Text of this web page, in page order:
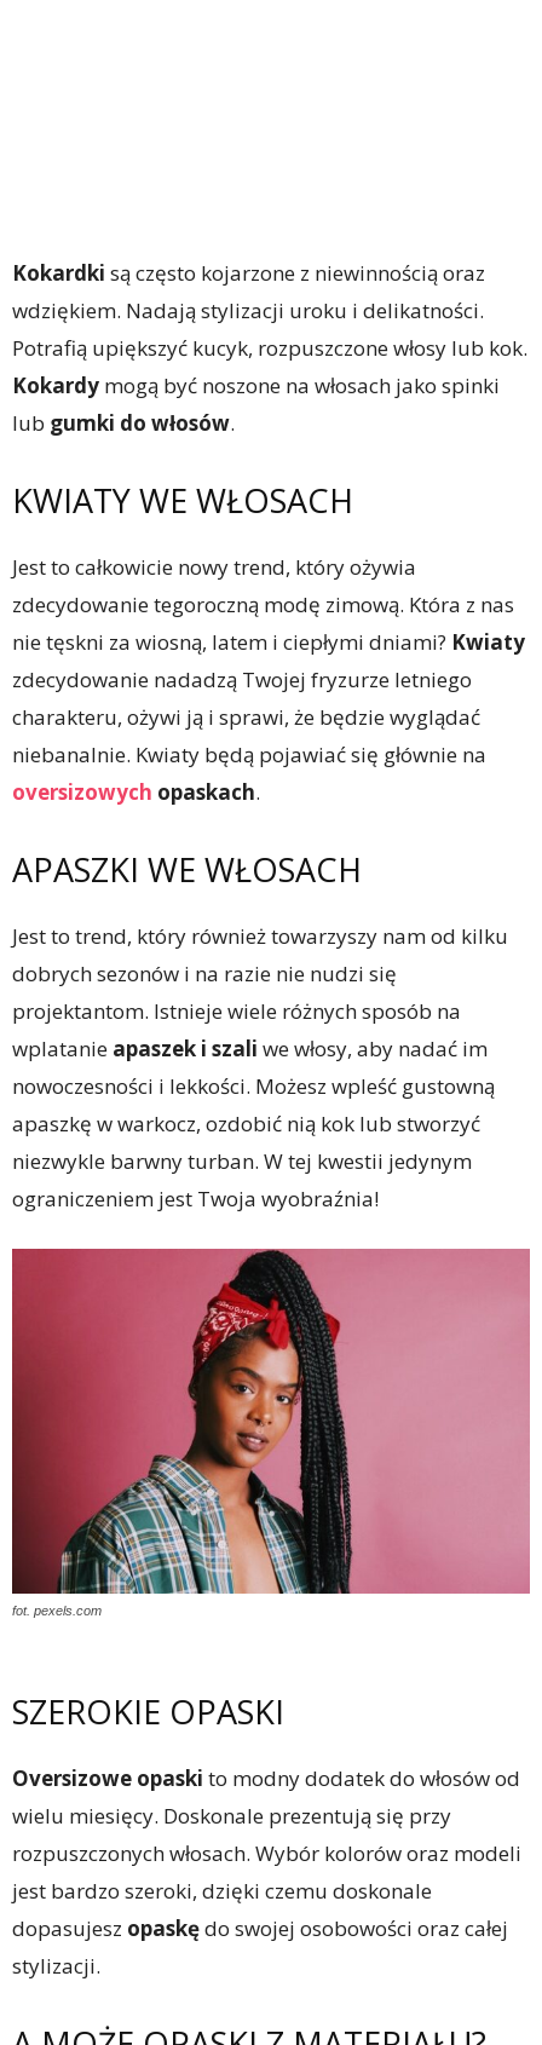
Kokardki są często kojarzone z niewinnością oraz
wdziękiem. Nadają stylizacji uroku i delikatności.
Potrafią upiększyć kucyk, rozpuszczone włosy lub kok.
Kokardy mogą być noszone na włosach jako spinki
lub gumki do włosów.
KWIATY WE WŁOSACH
Jest to całkowicie nowy trend, który ożywia
zdecydowanie tegoroczną modę zimową. Która z nas
nie tęskni za wiosną, latem i ciepłymi dniami? Kwiaty
zdecydowanie nadadzą Twojej fryzurze letniego
charakteru, ożywi ją i sprawi, że będzie wyglądać
niebanalnie. Kwiaty będą pojawiać się głównie na
oversizowych opaskach.
APASZKI WE WŁOSACH
Jest to trend, który również towarzyszy nam od kilku
dobrych sezonów i na razie nie nudzi się
projektantom. Istnieje wiele różnych sposób na
wplatanie apaszek i szali we włosy, aby nadać im
nowoczesności i lekkości. Możesz wpleść gustowną
apaszkę w warkocz, ozdobić nią kok lub stworzyć
niezwykle barwny turban. W tej kwestii jedynym
ograniczeniem jest Twoja wyobraźnia!
fot. pexels.com
SZEROKIE OPASKI
Oversizowe opaski to modny dodatek do włosów od
wielu miesięcy. Doskonale prezentują się przy
rozpuszczonych włosach. Wybór kolorów oraz modeli
jest bardzo szeroki, dzięki czemu doskonale
dopasujesz opaskędo swojej osobowości oraz całej
stylizacji.